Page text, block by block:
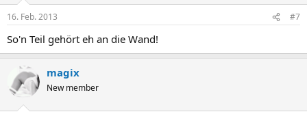
16. Feb. 2013 #7
So'n Teil gehört eh an die Wand!
magix
New member